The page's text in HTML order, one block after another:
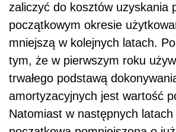
zaliczyć do kosztów uzyskania
początkowym okresie
mniejszą w kolejnych latach.
tym, że w pierwszym roku
trwałego podstawą
amortyzacyjnych jest wartość
Natomiast w następnych